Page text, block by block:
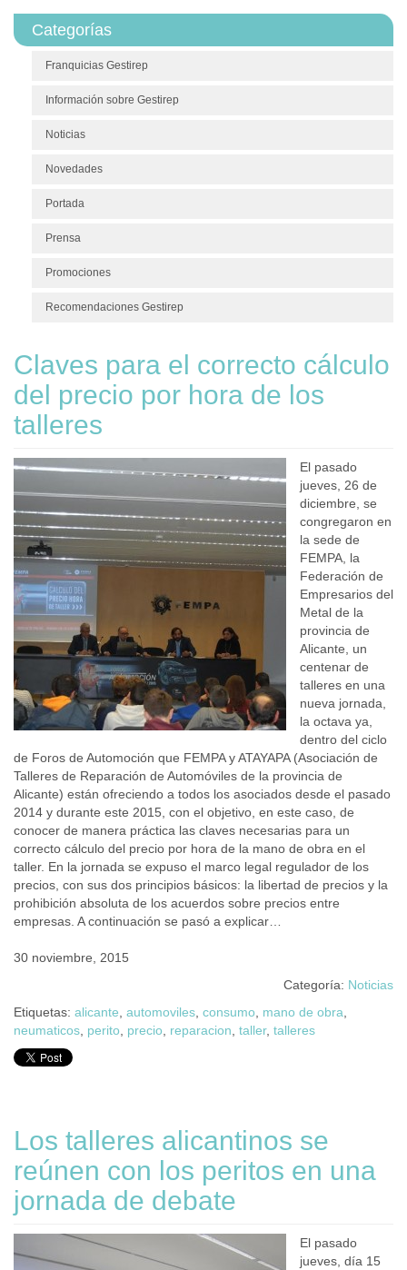
Categorías
Franquicias Gestirep
Información sobre Gestirep
Noticias
Novedades
Portada
Prensa
Promociones
Recomendaciones Gestirep
Claves para el correcto cálculo
del precio por hora de los
talleres
El pasado
jueves, 26 de
diciembre, se
congregaron en
la sede de
FEMPA, la
Federación de
Empresarios del
Metal de la
provincia de
Alicante, un
centenar de
talleres en una
nueva jornada,
la octava ya,
dentro del ciclo
de Foros de Automoción que FEMPA y ATAYAPA (Asociación de
Talleres de Reparación de Automóviles de la provincia de
Alicante) están ofreciendo a todos los asociados desde el pasado
2014 y durante este 2015, con el objetivo, en este caso, de
conocer de manera práctica las claves necesarias para un
correcto cálculo del precio por hora de la mano de obra en el
taller. En la jornada se expuso el marco legal regulador de los
precios, con sus dos principios básicos: la libertad de precios y la
prohibición absoluta de los acuerdos sobre precios entre
empresas. A continuación se pasó a explicar…
30 noviembre, 2015
Categoría: Noticias
Etiquetas: alicante automoviles consumo mano de obra
neumaticos perito precio reparacion taller, talleres
Los talleres alicantinos se
reúnen con los peritos en una
jornada de debate
El pasado
jueves, día 15